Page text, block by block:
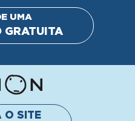
UMA
GRATUITA
O SITE